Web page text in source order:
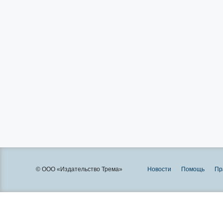
© ООО «Издательство Трема» Новости Помощь